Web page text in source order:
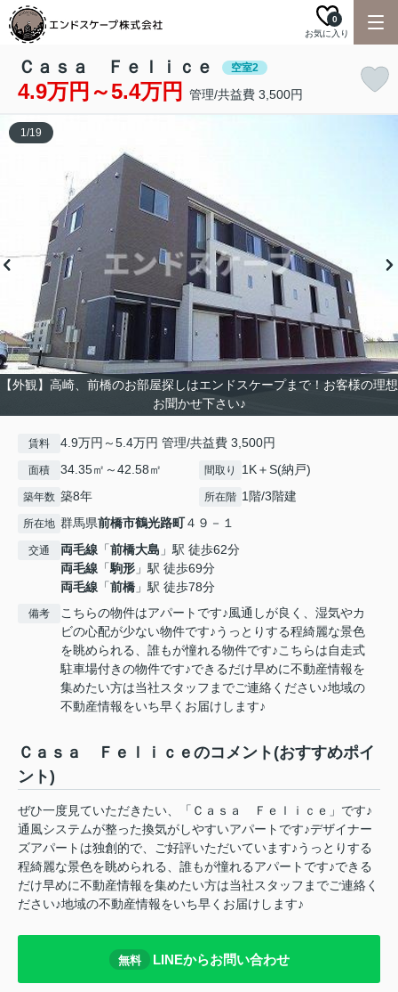
お気に入り
0
Ｃａｓａ Ｆｅｌｉｃｅ 空室2
4.9万円～5.4万円 管理/共益費 3,500円
【外観】高崎、前橋のお部屋探しはエンドスケープまで！お客様の理想
お聞かせ下さい♪
1/19
賃料 4.9万円～5.4万円 管理/共益費 3,500円
面積 34.35㎡～42.58㎡ 間取り 1K＋S(納戸)
築年数 築8年 所在階 1階/3階建
所在地 群馬県前橋市鶴光路町４９－１
交通 両毛線 「前橋大島 」駅 徒歩62分
両毛線 「駒形 」駅 徒歩69分
両毛線 「前橋 」駅 徒歩78分
備考
こちらの物件はアパートです♪風通しが良く、湿気やカ
ビの心配が少ない物件です♪うっとりする程綺麗な景色
を眺められる、誰もが憧れる物件です♪こちらは自走式
駐車場付きの物件です♪できるだけ早めに不動産情報を
集めたい方は当社スタッフまでご連絡ください♪地域の
不動産情報をいち早くお届けします♪
Ｃａｓａ Ｆｅｌｉｃｅのコメント(おすすめポイ
ント)
ぜひ一度見ていただきたい、「Ｃａｓａ Ｆｅｌｉｃｅ」です♪
通風システムが整った換気がしやすいアパートです♪デザイナー
ズアパートは独創的で、ご好評いただいています♪うっとりする
程綺麗な景色を眺められる、誰もが憧れるアパートです♪できる
だけ早めに不動産情報を集めたい方は当社スタッフまでご連絡く
ださい♪地域の不動産情報をいち早くお届けします♪
無料 LINEからお問い合わせ